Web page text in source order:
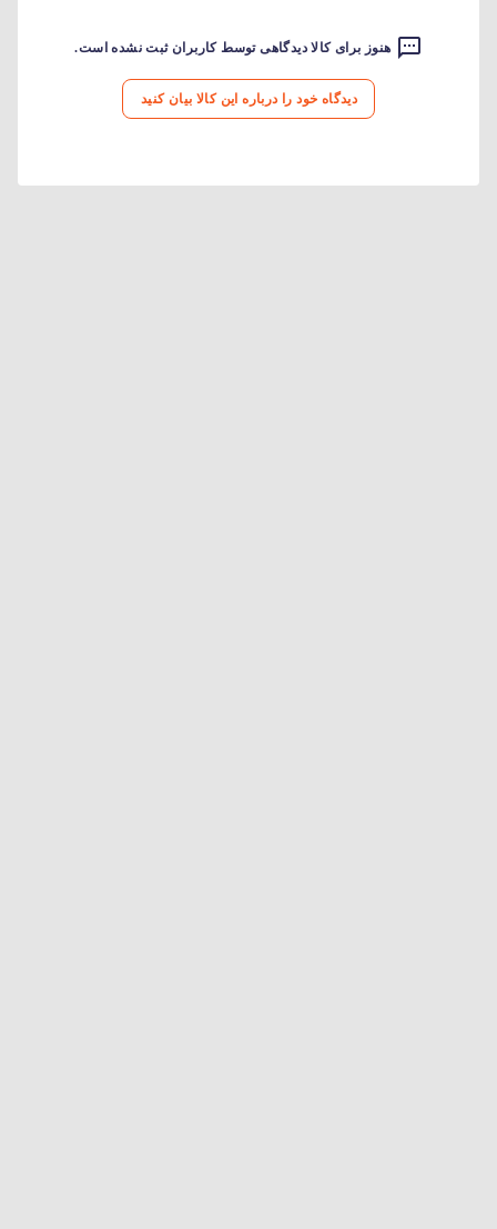
هنوز برای کالا دیدگاهی توسط کاربران ثبت نشده است.
دیدگاه خود را درباره این کالا بیان کنید